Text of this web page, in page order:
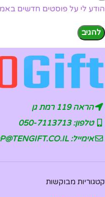
הודע לי על פוסטים חדשים
הראה 119 רמת גן
טלפון: 050-7113713
אימייל: SHOP@TENGIFT.CO.IL
קטגוריות מבוקשות